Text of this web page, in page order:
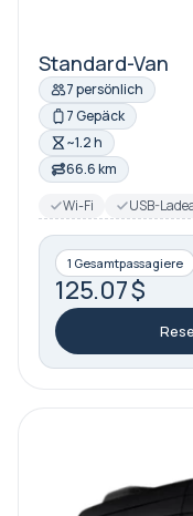
Standard-Van
7 persönlich
7 Gepäck
~1.2 h
66.6 km
Wi-Fi
USB-
1 Gesamtpassagiere
125.07 $